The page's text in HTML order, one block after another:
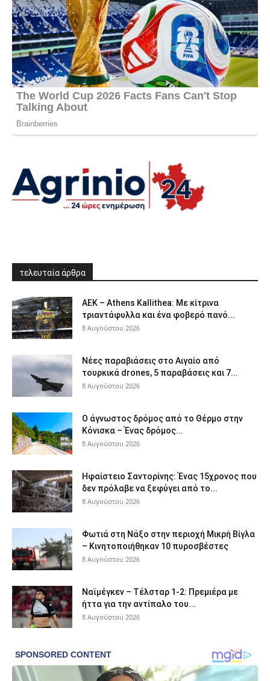
τελευταία άρθρα
ΑΕΚ – Athens Kallithea: Με κίτρινα
τριαντάφυλλα και ένα φοβερό πανό...
8 Αυγούστου 2026
Νέες παραβιάσεις στο Αιγαίο από
τουρκικά drones, 5 παραβάσεις και 7...
8 Αυγούστου 2026
Ο άγνωστος δρόμος από το Θέρμο στην
Κόνισκα – Ένας δρόμος...
8 Αυγούστου 2026
Ηφαίστειο Σαντορίνης: Ένας 15χρονος που
δεν πρόλαβε να ξεφύγει από το...
8 Αυγούστου 2026
Φωτιά στη Νάξο στην περιοχή Μικρή Βίγλα
– Κινητοποιήθηκαν 10 πυροσβέστες
8 Αυγούστου 2026
Ναϊμέγκεν – Τέλσταρ 1-2: Πρεμιέρα με
ήττα για την αντίπαλο του...
8 Αυγούστου 2026